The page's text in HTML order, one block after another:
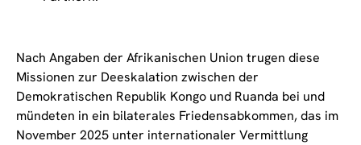
Nach Angaben der Afrikanischen Union trugen diese
Missionen zur Deeskalation zwischen der
Demokratischen Republik Kongo und Ruanda bei und
mündeten in ein bilaterales Friedensabkommen, das im
November 2025 unter internationaler Vermittlung